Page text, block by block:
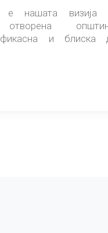
е нашата визија
и блиска